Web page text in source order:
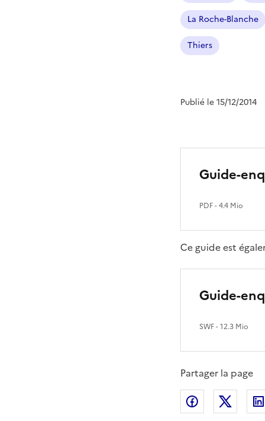
La Roche-Blanche
Thiers
Publié le 15/12/2014
Guide-
PDF- 4.4 Mio
Ce guide est
Guide-
SWF- 12.3 Mio
Partager la page
Partager sur